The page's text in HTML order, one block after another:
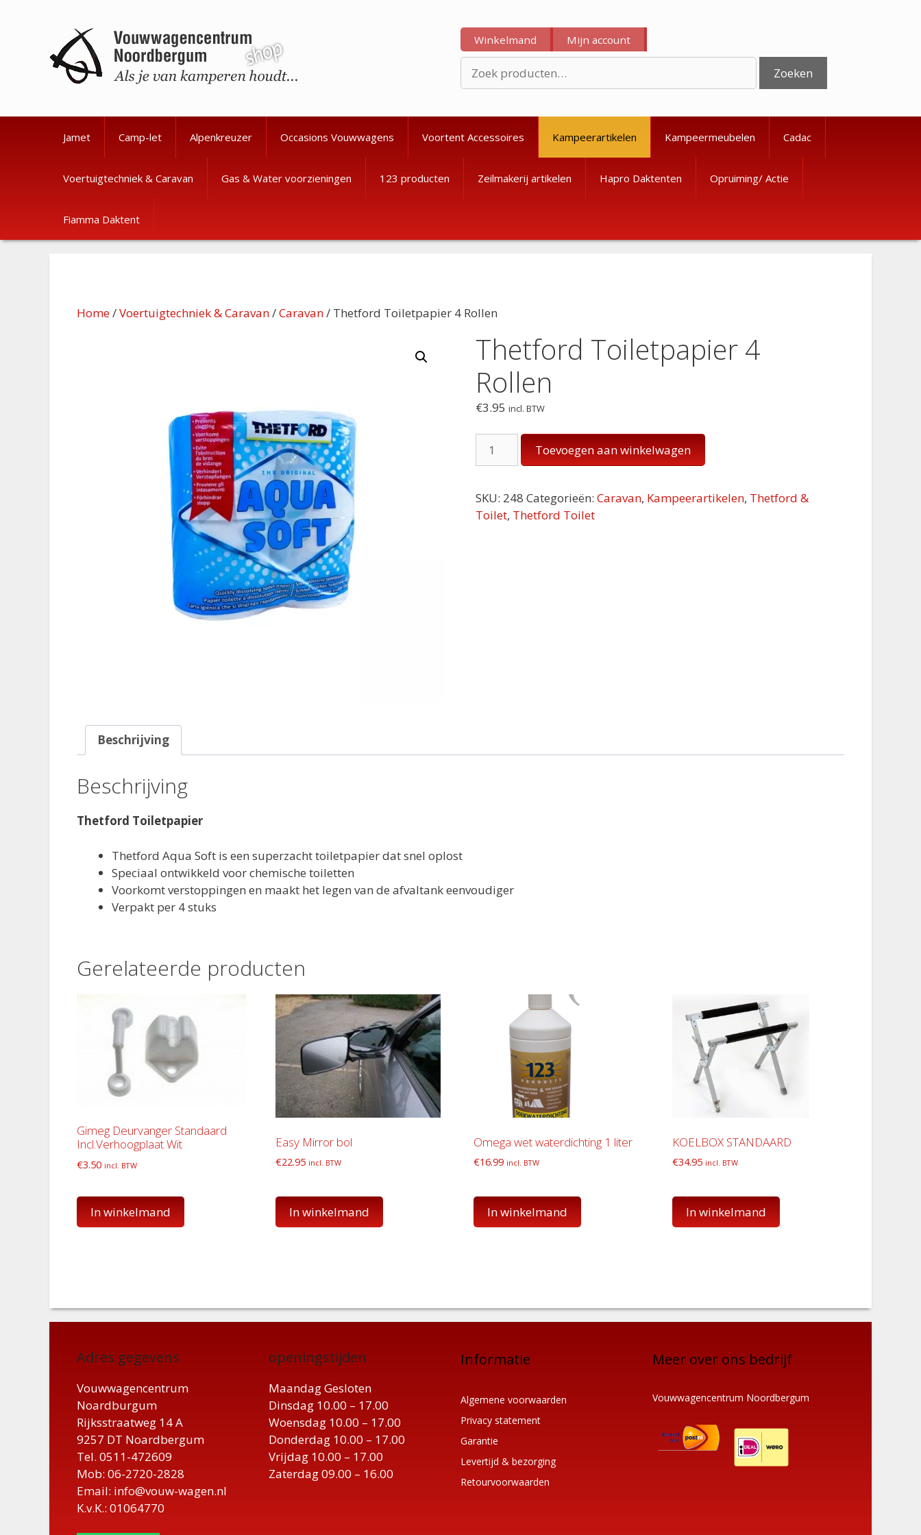
Winkelmand Mijn account
naar:
Zoeken
Jamet Camp-let Alpenkreuzer Occasions Vouwwagens Voortent Accessoires Kampeerartikelen Kampeermeubelen Cadac
Voertuigtechniek & Caravan Gas & Water voorzieningen 123 producten Zeilmakerij artikelen Hapro Daktenten Opruiming/ Actie
Fiamma Daktent
Home/Voertuigtechniek & Caravan/Caravan/ Thetford Toiletpapier 4 Rollen
Thetford Toiletpapier 4
Rollen
€3.95 incl. BTW
Thetford
Toiletpapier
Rollen
aantal
Toevoegen aan winkelwagen
SKU: 248 Categorieën:Caravan, Kampeerartikelen, Thetford &
Toilet, Thetford Toilet
Beschrijving
Beschrijving
Thetford Toiletpapier
Thetford Aqua Soft is een superzacht toiletpapier dat snel oplost
Speciaal ontwikkeld voor chemische toiletten
Voorkomt verstoppingen en maakt het legen van de afvaltank eenvoudiger
Verpakt per 4 stuks
Gerelateerde producten
Gimeg Deurvanger Standaard
Incl.Verhoogplaat Wit
€3.50 incl. BTW
In winkelmand
Easy Mirror bol
€22.95 incl. BTW
In winkelmand
Omega wet waterdichting 1 liter
€16.99 incl. BTW
In winkelmand
KOELBOX STANDAARD
€34.95 incl. BTW
In winkelmand
Adres gegevens
Vouwwagencentrum
Noardburgum
Rijksstraatweg 14 A
9257 DT Noardbergum
Tel. 0511-472609
Mob: 06-2720-2828
Email: info@vouw-wagen.nl
K.v.K.: 01064770
openingstijden
Maandag Gesloten
Dinsdag 10.00 – 17.00
Woensdag 10.00 – 17.00
Donderdag 10.00 – 17.00
Vrijdag 10.00 – 17.00
Zaterdag 09.00 – 16.00
Informatie
Algemene voorwaarden
Privacy statement
Garantie
Levertijd & bezorging
Retourvoorwaarden
Meer over ons bedrijf
Vouwwagencentrum Noordbergum